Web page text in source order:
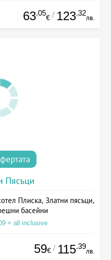
63.05
€ / 123.32
лв.
Пясъци
Плиска, Златни пясъци,
басейни
+ all inclusive
59€ / 115.39
лв.